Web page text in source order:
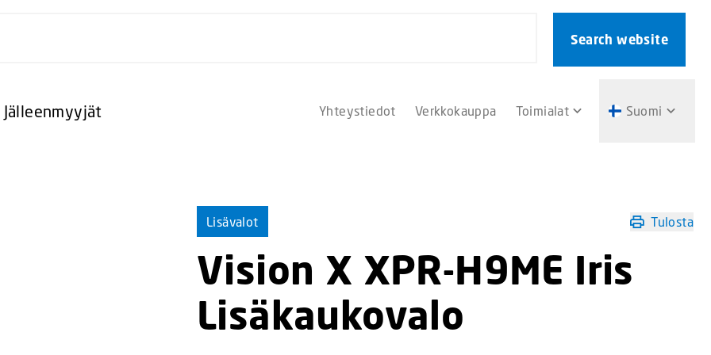
Search website
Jälleenmyyjät Yhteystiedot Verkkokauppa Toimialat Suomi
Lisävalot Tulosta
Vision X XPR-H9ME Iris
Lisäkaukovalo